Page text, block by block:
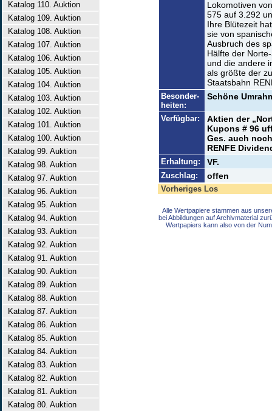
Katalog 110. Auktion
Katalog 109. Auktion
Katalog 108. Auktion
Katalog 107. Auktion
Katalog 106. Auktion
Katalog 105. Auktion
Katalog 104. Auktion
Katalog 103. Auktion
Katalog 102. Auktion
Katalog 101. Auktion
Katalog 100. Auktion
Katalog 99. Auktion
Katalog 98. Auktion
Katalog 97. Auktion
Katalog 96. Auktion
Katalog 95. Auktion
Katalog 94. Auktion
Katalog 93. Auktion
Katalog 92. Auktion
Katalog 91. Auktion
Katalog 90. Auktion
Katalog 89. Auktion
Katalog 88. Auktion
Katalog 87. Auktion
Katalog 86. Auktion
Katalog 85. Auktion
Katalog 84. Auktion
Katalog 83. Auktion
Katalog 82. Auktion
Katalog 81. Auktion
Katalog 80. Auktion
Lokomotiven
575 auf 3.292
Ihre Blütezeit
sie von
Ausbruch des
Hälfte der
und die andere
als größte der
Staatsbahn
Besonder-
heiten:
Schöne
Verfügbar:
Aktien der
Kupons # 96
Ges. auch
RENFE
Erhaltung: VF.
Zuschlag: offen
Vorheriges Los
Alle Wertpapiere stammen aus
bei Abbildungen auf Archivmaterial
Wertpapiers kann also von der